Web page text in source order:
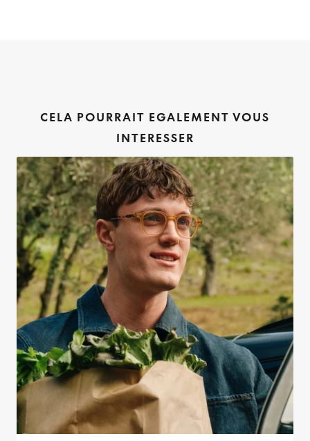
CELA POURRAIT EGALEMENT VOUS
INTERESSER